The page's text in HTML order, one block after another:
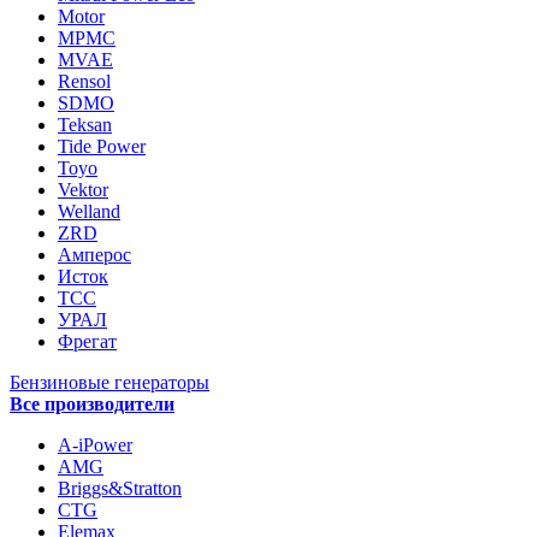
Motor
MPMC
MVAE
Rensol
SDMO
Teksan
Tide Power
Toyo
Vektor
Welland
ZRD
Амперос
Исток
ТСС
УРАЛ
Фрегат
Бензиновые генераторы
Все производители
A-iPower
AMG
Briggs&Stratton
CTG
Elemax